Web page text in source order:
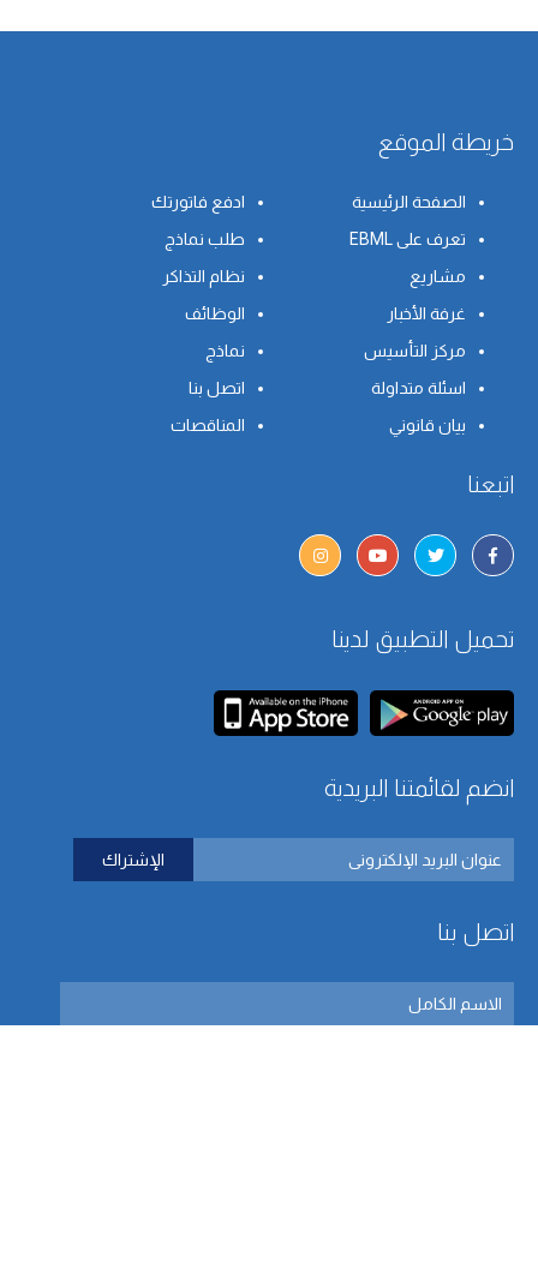
خريطة الموقع
الصفحة الرئيسية
ادفع فاتورتك
تعرف على EBML
طلب نماذج
مشاريع
نظام التذاكر
غرفة الأخبار
الوظائف
مركز التأسيس
نماذج
اسئلة متداولة
اتصل بنا
بيان قانوني
المناقصات
اتبعنا
تحميل التطبيق لدينا
انضم لقائمتنا البريدية
اتصل بنا